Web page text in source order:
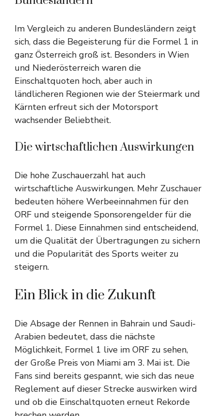
Im Vergleich zu anderen Bundesländern zeigt
sich, dass die Begeisterung für die Formel 1 in
ganz Österreich groß ist. Besonders in Wien
und Niederösterreich waren die
Einschaltquoten hoch, aber auch in
ländlicheren Regionen wie der Steiermark und
Kärnten erfreut sich der Motorsport
wachsender Beliebtheit.
Die wirtschaftlichen Auswirkungen
Die hohe Zuschauerzahl hat auch
wirtschaftliche Auswirkungen. Mehr Zuschauer
bedeuten höhere Werbeeinnahmen für den
ORF und steigende Sponsorengelder für die
Formel 1. Diese Einnahmen sind entscheidend,
um die Qualität der Übertragungen zu sichern
und die Popularität des Sports weiter zu
steigern.
Ein Blick in die Zukunft
Die Absage der Rennen in Bahrain und Saudi-
Arabien bedeutet, dass die nächste
Möglichkeit, Formel 1 live im ORF zu sehen,
der Große Preis von Miami am 3. Mai ist. Die
Fans sind bereits gespannt, wie sich das neue
Reglement auf dieser Strecke auswirken wird
und ob die Einschaltquoten erneut Rekorde